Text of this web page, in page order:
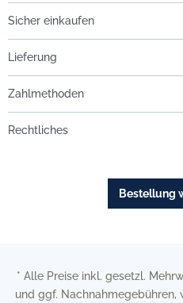
Sicher einkaufen
Lieferung
Zahlmethoden
Rechtliches
Bestellung
* Alle Preise inkl. gesetzl.
und ggf. Nachnahmegebühren,